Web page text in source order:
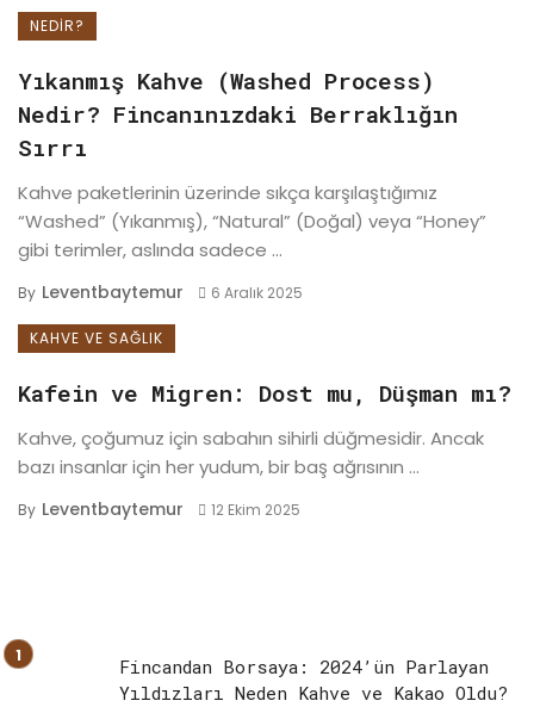
NEDIR?
Yıkanmış Kahve (Washed Process)
Nedir? Fincanınızdaki Berraklığın
Sırrı
Kahve paketlerinin üzerinde sıkça karşılaştığımız
“Washed” (Yıkanmış), “Natural” (Doğal) veya “Honey”
gibi terimler, aslında sadece ...
By Leventbaytemur 6 Aralık 2025
KAHVE VE SAĞLIK
Kafein ve Migren: Dost mu, Düşman mı?
Kahve, çoğumuz için sabahın sihirli düğmesidir. Ancak
bazı insanlar için her yudum, bir baş ağrısının ...
By Leventbaytemur 12 Ekim 2025
Fincandan Borsaya: 2024’ün Parlayan
Yıldızları Neden Kahve ve Kakao Oldu?